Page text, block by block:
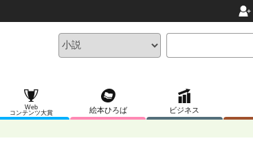
Web
コンテンツ大賞
絵本ひろば ビジネス